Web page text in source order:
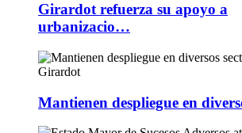
Girardot refuerza su apoyo a
urbanizacio…
Mantienen despliegue en